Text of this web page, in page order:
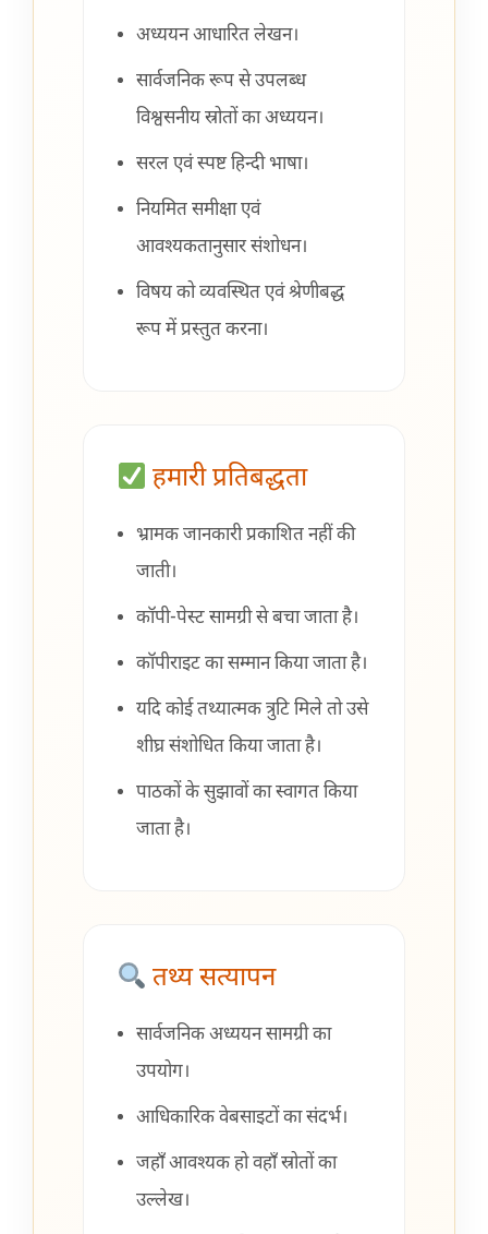
अध्ययन आधारित लेखन।
सार्वजनिक रूप से उपलब्ध
विश्वसनीय स्रोतों का अध्ययन।
सरल एवं स्पष्ट हिन्दी भाषा।
नियमित समीक्षा एवं
आवश्यकतानुसार संशोधन।
विषय को व्यवस्थित एवं श्रेणीबद्ध
रूप में प्रस्तुत करना।
हमारी प्रतिबद्धता
भ्रामक जानकारी प्रकाशित नहीं की
जाती।
कॉपी-पेस्ट सामग्री से बचा जाता है।
कॉपीराइट का सम्मान किया जाता है।
यदि कोई तथ्यात्मक त्रुटि मिले तो उसे
शीघ्र संशोधित किया जाता है।
पाठकों के सुझावों का स्वागत किया
जाता है।
तथ्य सत्यापन
सार्वजनिक अध्ययन सामग्री का
उपयोग।
आधिकारिक वेबसाइटों का संदर्भ।
जहाँ आवश्यक हो वहाँ स्रोतों का
उल्लेख।